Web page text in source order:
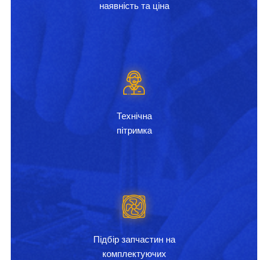
наявність та ціна
Технічна
пітримка
Підбір запчастин на
комплектуючих